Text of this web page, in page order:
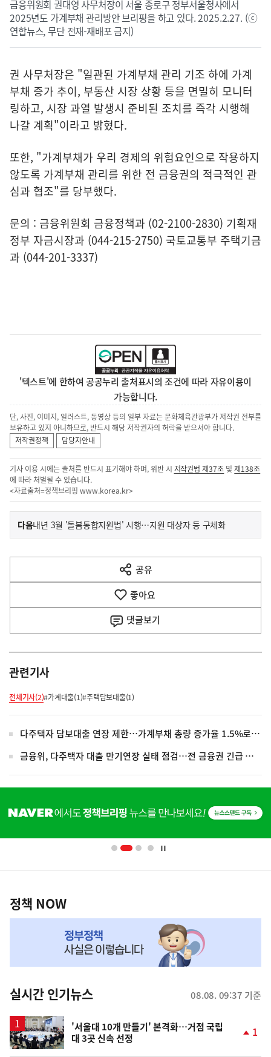
금융위원회 권대영 사무처장이 서울 종로구 정부서울청사에서
2025년도 가계부채 관리방안 브리핑을 하고 있다. 2025.2.27. (ⓒ
연합뉴스, 무단 전재-재배포 금지)
권 사무처장은 "일관된 가계부채 관리 기조 하에 가계
부채 증가 추이, 부동산 시장 상황 등을 면밀히 모니터
링하고, 시장 과열 발생시 준비된 조치를 즉각 시행해
나갈 계획"이라고 밝혔다.
또한, "가계부채가 우리 경제의 위험요인으로 작용하지
않도록 가계부채 관리를 위한 전 금융권의 적극적인 관
심과 협조"를 당부했다.
문의 : 금융위원회 금융정책과 (02-2100-2830) 기획재
정부 자금시장과 (044-215-2750) 국토교통부 주택기금
과 (044-201-3337)
'텍스트'에 한하여 공공누리 출처표시의 조건에 따라 자유이용이
가능합니다.
단, 사진, 이미지, 일러스트, 동영상 등의 일부 자료는 문화체육관광부가 저작권 전부를
보유하고 있지 아니하므로, 반드시 해당 저작권자의 허락을 받으셔야 합니다.
저작권정책
담당자안내
기사 이용 시에는 출처를 반드시 표기해야 하며, 위반 시 저작권법 제37조 및제138조
에 따라 처벌될 수 있습니다.
<자료출처=정책브리핑 www.korea.kr>
이
전
다
음
다음기
사
내년 3월 '돌봄통합지원법' 시행…지원 대상자 등 구체화
공유
열
기
좋아요
댓글보기
관련기사
전체기사(2)#가계대출(1)#주택담보대출(1)
다주택자 담보대출 연장 제한…가계부채 총량 증가율 1.5%로 강화
금융위, 다주택자 대출 만기연장 실태 점검…전 금융권 긴급 회의
단
배
영
책
NOW,
뉴
스
정책 NOW
실시간 인기뉴스 08.08. 09:37 기준
'서울대 10개 만들기' 본격화…거점 국립
대 3곳 신속 선정
1